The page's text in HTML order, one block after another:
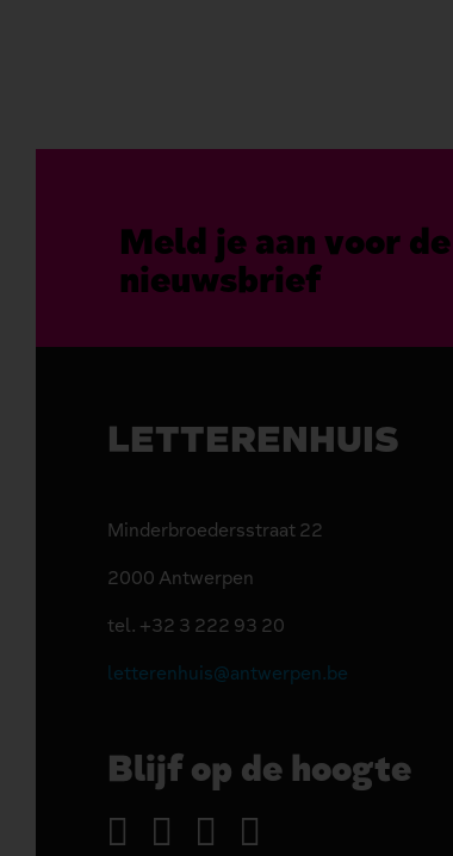
Meld je aan voor de
nieuwsbrief
LETTERENHUIS
Minderbroedersstraat 22
2000 Antwerpen
tel. +32 3 222 93 20
letterenhuis@antwerpen.be
Blijf op de hoogte